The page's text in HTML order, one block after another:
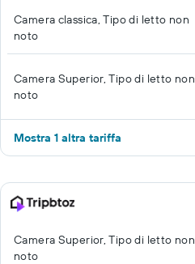
Camera classica, Tipo di letto non
noto
Camera Superior, Tipo di letto non
noto
Mostra 1 altra tariffa
Camera Superior, Tipo di letto non
noto